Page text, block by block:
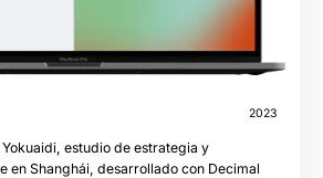
2023
estudio de estrategia y
en Shanghái, desarrollado con Decimal